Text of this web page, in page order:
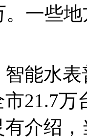
。一些
水表
21.7
介绍